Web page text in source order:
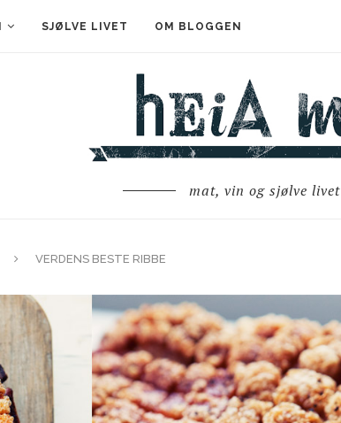
SJØLVE LIVET OM BLOGGEN
mat, vin og sjølve livet
VERDENS BESTE RIBBE